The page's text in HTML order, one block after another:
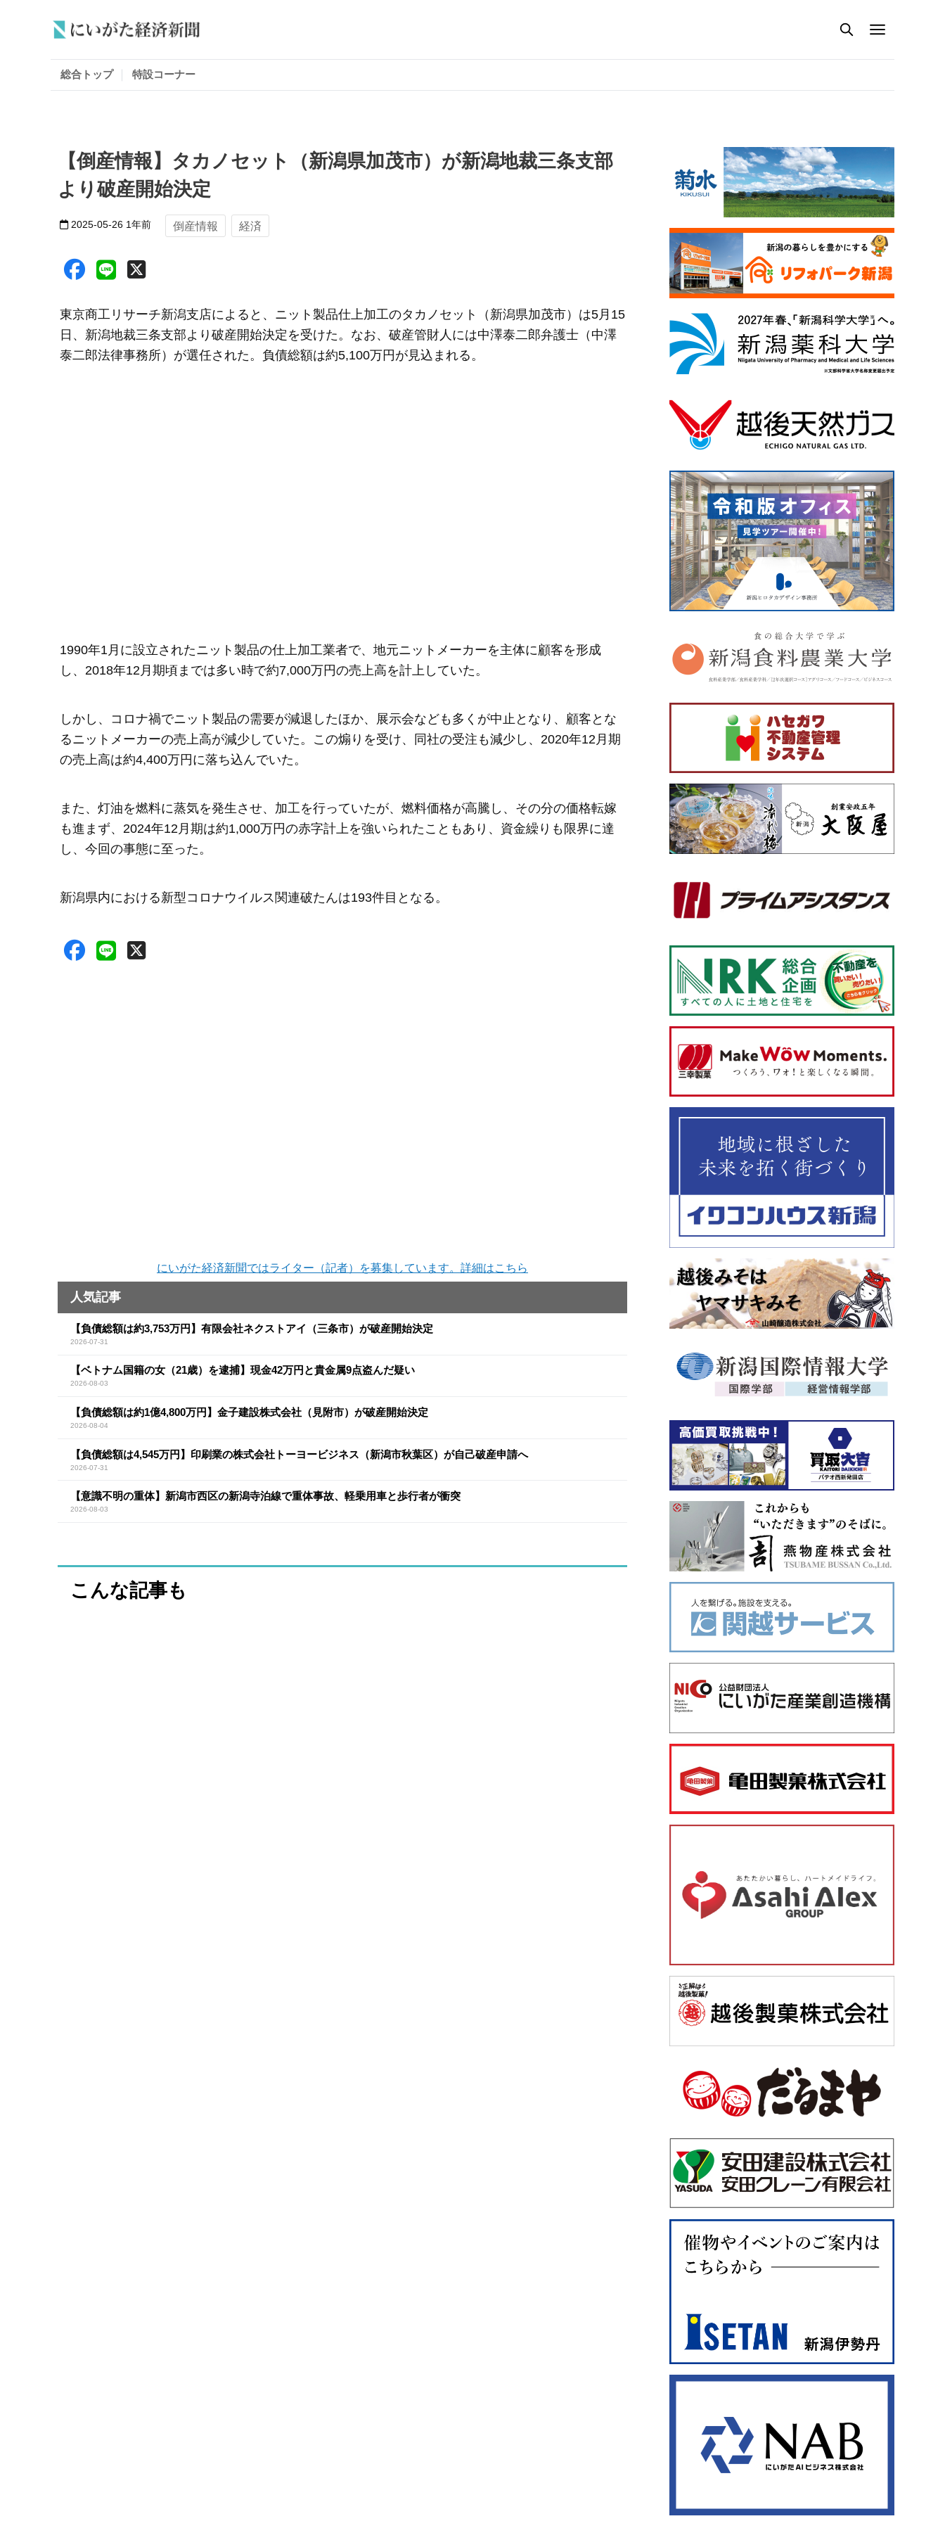
総合トップ 特設コーナー
【倒産情報】タカノセット（新潟県加茂市）が新潟地裁三条支部
より破産開始決定
2025-05-26 1年前 倒産情報 経済
東京商工リサーチ新潟支店によると、ニット製品仕上加工のタカノセット（新潟県加茂市）は5月15
日、新潟地裁三条支部より破産開始決定を受けた。なお、破産管財人には中澤泰二郎弁護士（中澤
泰二郎法律事務所）が選任された。負債総額は約5,100万円が見込まれる。
1990年1月に設立されたニット製品の仕上加工業者で、地元ニットメーカーを主体に顧客を形成
し、2018年12月期頃までは多い時で約7,000万円の売上高を計上していた。
しかし、コロナ禍でニット製品の需要が減退したほか、展示会なども多くが中止となり、顧客とな
るニットメーカーの売上高が減少していた。この煽りを受け、同社の受注も減少し、2020年12月期
の売上高は約4,400万円に落ち込んでいた。
また、灯油を燃料に蒸気を発生させ、加工を行っていたが、燃料価格が高騰し、その分の価格転嫁
も進まず、2024年12月期は約1,000万円の赤字計上を強いられたこともあり、資金繰りも限界に達
し、今回の事態に至った。
新潟県内における新型コロナウイルス関連破たんは193件目となる。
にいがた経済新聞ではライター（記者）を募集しています。詳細はこちら
人気記事
【負債総額は約3,753万円】有限会社ネクストアイ（三条市）が破産開始決定
2026-07-31
【ベトナム国籍の女（21歳）を逮捕】現金42万円と貴金属9点盗んだ疑い
2026-08-03
【負債総額は約1億4,800万円】金子建設株式会社（見附市）が破産開始決定
2026-08-04
【負債総額は4,545万円】印刷業の株式会社トーヨービジネス（新潟市秋葉区）が自己破産申請へ
2026-07-31
【意識不明の重体】新潟市西区の新潟寺泊線で重体事故、軽乗用車と歩行者が衝突
2026-08-03
こんな記事も